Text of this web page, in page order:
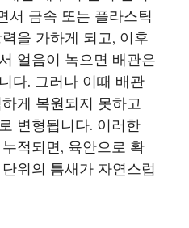
서 금속 또는 플라스틱
을 가하게 되고, 이후
얼음이 녹으면 배관은
다. 그러나 이때 배관
게 복원되지 못하고
변형됩니다. 이러한
적되면, 육안으로 확
위의 틈새가 자연스럽